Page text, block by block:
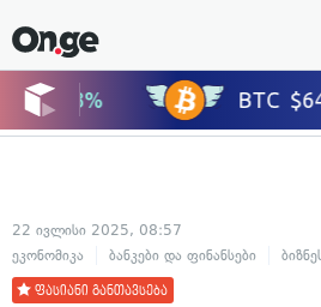
22 ივლისი 2025, 08:57
ეკონომიკა
ბანკები და ფინანსები
ფასიანი განთავსება